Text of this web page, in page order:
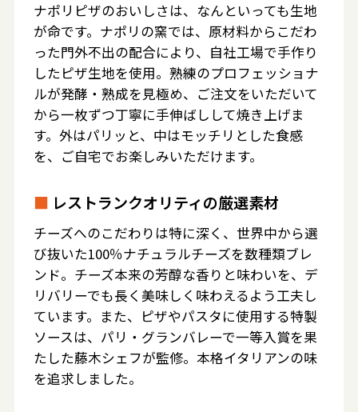
ナポリピザのおいしさは、なんといっても生地
が命です。ナポリの窯では、原材料からこだわ
った門外不出の配合により、自社工場で手作り
したピザ生地を使用。熟練のプロフェッショナ
ルが発酵・熟成を見極め、ご注文をいただいて
から一枚ずつ丁寧に手伸ばしして焼き上げま
す。外はパリッと、中はモッチリとした食感
を、ご自宅でお楽しみいただけます。
■ レストランクオリティの厳選素材
チーズへのこだわりは特に深く、世界中から選
び抜いた100％ナチュラルチーズを数種類ブレ
ンド。チーズ本来の芳醇な香りと味わいを、デ
リバリーでも長く美味しく味わえるよう工夫し
ています。また、ピザやパスタに使用する特製
ソースは、パリ・グランバレーで一等入賞を果
たした藤木シェフが監修。本格イタリアンの味
を追求しました。